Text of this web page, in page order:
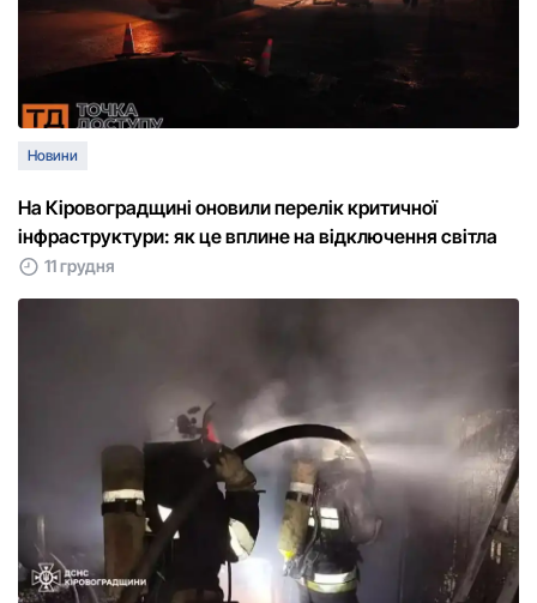
Новини
На Кіровоградщині оновили перелік критичної
інфраструктури: як це вплине на відключення світла
11 грудня